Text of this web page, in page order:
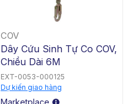
COV
Dây Cứu Sinh Tự Co COV,
Chiều Dài 6M
EXT-0053-000125
Dự kiến giao hàng
Marketplace